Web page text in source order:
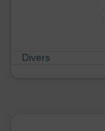
Divers